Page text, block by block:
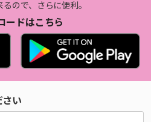
ので、さらに便利。
ードはこちら
い